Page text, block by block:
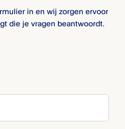
in en wij zorgen ervoor
die je vragen beantwoordt.